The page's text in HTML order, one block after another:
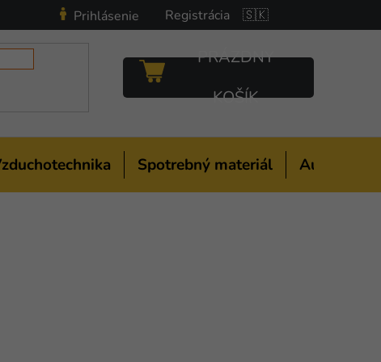
Prihlásenie Registrácia 🇸🇰
NÁKUPNÝ
KOŠÍK
PRÁZDNY
KOŠÍK
Spotrebný materiál Auto-moto